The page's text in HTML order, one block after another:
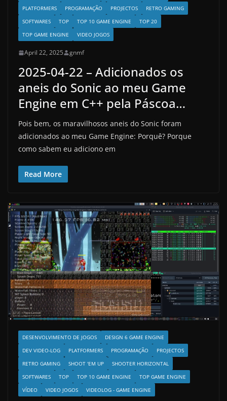
PLATFORMERS
PROGRAMAÇÃO PROJECTOS
RETRO GAMING
SOFTWARES
TOP TOP 10 GAME ENGINE
TOP 20
TOP GAME ENGINE
VIDEO JOGOS
April 22, 2025 gnmf
2025-04-22 – Adicionados os
aneis do Sonic ao meu Game
Engine em C++ pela Páscoa…
Pois bem, os maravilhosos aneis do Sonic foram
adicionados ao meu Game Engine: Porquê? Porque
como sabem eu adiciono em
Read More
DESENVOLVIMENTO DE JOGOS
DESIGN 6 GAME ENGINE
DEV VIDEO-LOG
PLATFORMERS PROGRAMAÇÃO
PROJECTOS
RETRO GAMING
SHOOT 'EM UP
SHOOTER HORIZONTAL
SOFTWARES
TOP TOP 10 GAME ENGINE
TOP GAME ENGINE
VÍDEO
VIDEO JOGOS VIDEOLOG - GAME ENGINE